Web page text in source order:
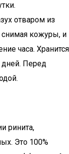
отваром из
снимая кожуры, и
часа. Хранится
дней. Перед
ринита,
Это 100%